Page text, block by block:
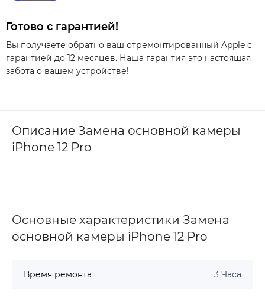
Готово с гарантией!
Вы получаете обратно ваш отремонтированный Apple с
гарантией до 12 месяцев. Наша гарантия это настоящая
забота о вашем устройстве!
Описание Замена основной камеры
iPhone 12 Pro
Основные характеристики Замена
основной камеры iPhone 12 Pro
Время ремонта 3 Часа